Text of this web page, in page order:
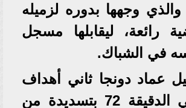
وجهها بدوره لزميله
رائعة، ليقابلها مسجل
في الشباك.
عماد دونجا ثاني أهداف
الزمالك في الدقيقة 72 بتسديدة من